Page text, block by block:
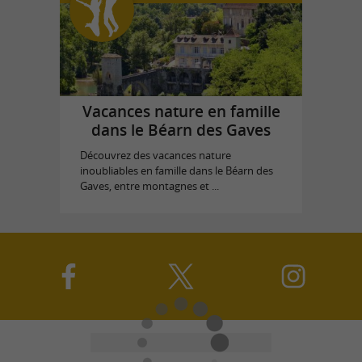
Vacances nature en famille
dans le Béarn des Gaves
Découvrez des vacances nature
inoubliables en famille dans le Béarn des
Gaves, entre montagnes et ...